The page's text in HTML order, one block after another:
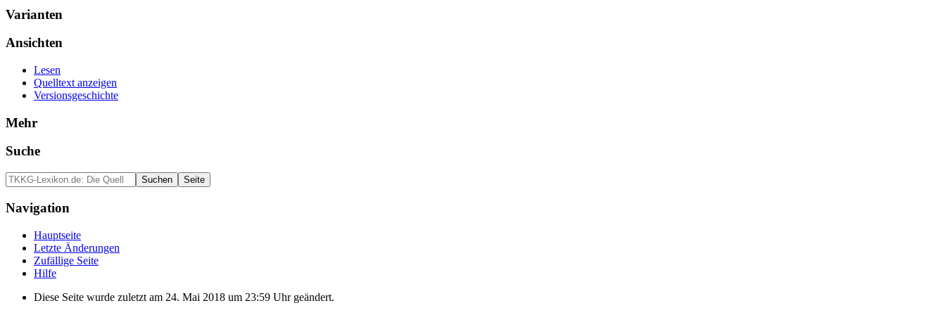
Varianten
Ansichten
Lesen
Quelltext anzeigen
Versionsgeschichte
Mehr
Suche
Navigation
Hauptseite
Letzte Änderungen
Zufällige Seite
Hilfe
Diese Seite wurde zuletzt am 24. Mai 2018 um 23:59 Uhr geändert.